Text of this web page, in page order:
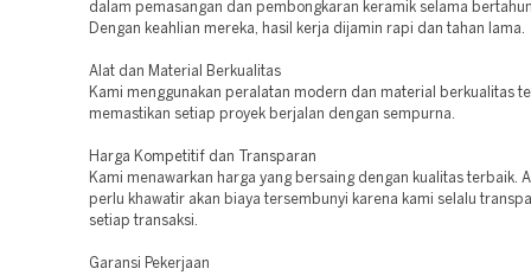
dalam pemasangan dan pembongkaran keramik selama
Dengan keahlian mereka, hasil kerja dijamin rapi dan tahan lama.
Alat dan Material Berkualitas
Kami menggunakan peralatan modern dan material berkualitas
memastikan setiap proyek berjalan dengan sempurna.
Harga Kompetitif dan Transparan
Kami menawarkan harga yang bersaing dengan kualitas terbaik.
perlu khawatir akan biaya tersembunyi karena kami selalu
setiap transaksi.
Garansi Pekerjaan